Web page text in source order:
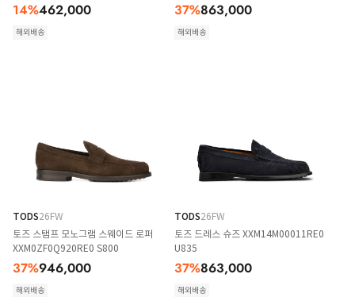
14%462,000
해외배송
37%863,000
해외배송
TODS26FW
토즈 스탬프 모노그램 스웨이드 로퍼
XXM0ZF0Q920RE0 S800
37%946,000
해외배송
TODS26FW
토즈 드레스 슈즈 XXM14M00011RE0
U835
37%863,000
해외배송